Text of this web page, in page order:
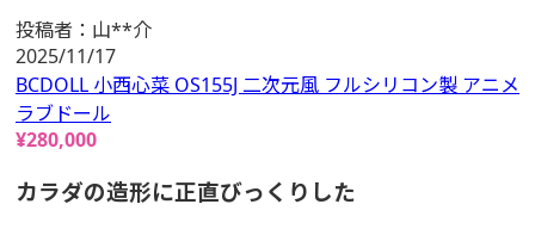
投稿者： 山**介
2025/11/17
BCDOLL 小西心菜 OS155J 二次元風 フルシリコン製 アニメ
ラブドール
¥280,000
カラダの造形に正直びっくりした